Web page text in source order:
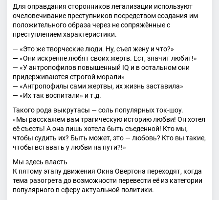
Для оправдания сторонников легализации используют
очеловечивание преступников посредством создания им
положительного образа через не сопряжённые с
преступлением характеристики.
— «Это же творческие люди. Ну, съел жену и что?»
— «Они искренне любят своих жертв. Ест, значит любит!»
— «У антропофилов повышенный IQ и в остальном они
придерживаются строгой морали»
— «Антропофилы сами жертвы, их жизнь заставила»
— «Их так воспитали» и т.д.
Такого рода выкрутасы — соль популярных ток-шоу.
«Мы расскажем вам трагическую историю любви! Он хотел
её съесть! А она лишь хотела быть съеденной! Кто мы,
чтобы судить их? Быть может, это — любовь? Кто вы такие,
чтобы вставать у любви на пути?!»
Мы здесь власть
К пятому этапу движения Окна Овертона переходят, когда
тема разогрета до возможности перевести её из категории
популярного в сферу актуальной политики.